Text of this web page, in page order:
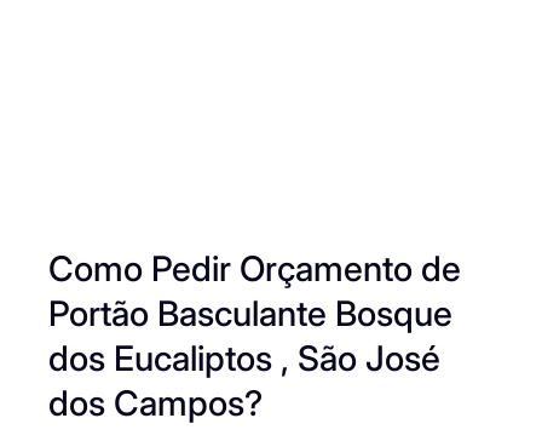
Como Pedir Orçamento de
Portão Basculante Bosque
dos Eucaliptos , São José
dos Campos?